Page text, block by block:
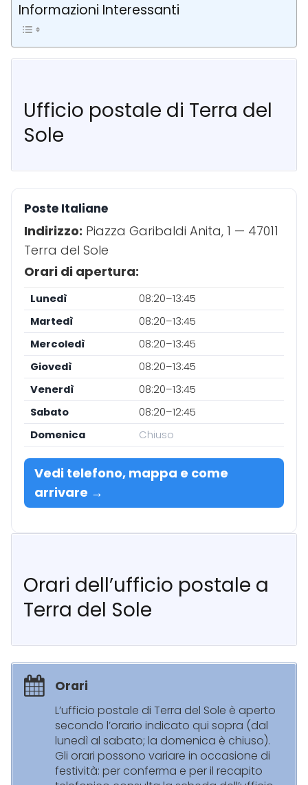
Informazioni Interessanti
Ufficio postale di Terra del
Sole
Poste Italiane
Indirizzo: Piazza Garibaldi Anita, 1 — 47011
Terra del Sole
Orari di apertura:
Lunedì
08:20–13:45
Martedì
08:20–13:45
Mercoledì
08:20–13:45
Giovedì
08:20–13:45
Venerdì
08:20–13:45
Sabato
08:20–12:45
Domenica
Chiuso
Vedi telefono, mappa e come
arrivare →
Orari dell’ufficio postale a
Terra del Sole
Orari
L’ufficio postale di Terra del Sole è aperto
secondo l’orario indicato qui sopra (dal
lunedì al sabato; la domenica è chiuso).
Gli orari possono variare in occasione di
festività: per conferma e per il recapito